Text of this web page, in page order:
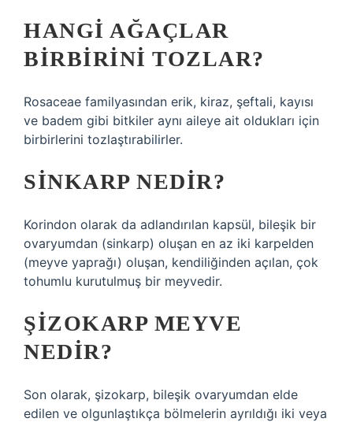
HANGI AĞAÇLAR
BIRBIRINI TOZLAR?
Rosaceae familyasından erik, kiraz, şeftali, kayısı
ve badem gibi bitkiler aynı aileye ait oldukları için
birbirlerini tozlaştırabilirler.
SINKARP NEDIR?
Korindon olarak da adlandırılan kapsül, bileşik bir
ovaryumdan (sinkarp) oluşan en az iki karpelden
(meyve yaprağı) oluşan, kendiliğinden açılan, çok
tohumlu kurutulmuş bir meyvedir.
ŞIZOKARP MEYVE
NEDIR?
Son olarak, şizokarp, bileşik ovaryumdan elde
edilen ve olgunlaştıkça bölmelerin ayrıldığı iki veya